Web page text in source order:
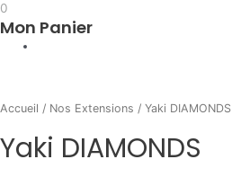
0
Mon Panier
Accueil / Nos Extensions / Yaki DIAMONDS
Yaki DIAMONDS
de
DIAMONDS